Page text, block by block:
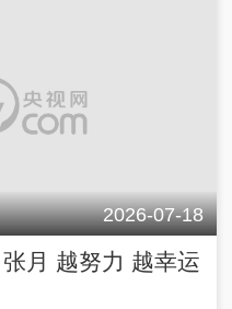
2026-07-18
月 越努力 越幸运